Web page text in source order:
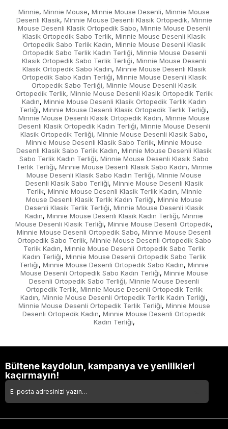
Minnie, Minnie Mouse, Minnie Mouse Desenli, Minnie Mouse
Desenli Klasik, Minnie Mouse Desenli Klasik Ortopedik, Minnie
Mouse Desenli Klasik Ortopedik Sabo, Minnie Mouse Desenli
Klasik Ortopedik Sabo Terlik, Minnie Mouse Desenli Klasik
Ortopedik Sabo Terlik Kadın, Minnie Mouse Desenli Klasik
Ortopedik Sabo Terlik Kadın Terliği, Minnie Mouse Desenli
Klasik Ortopedik Sabo Terlik Terliği, Minnie Mouse Desenli
Klasik Ortopedik Sabo Kadın, Minnie Mouse Desenli Klasik
Ortopedik Sabo Kadın Terliği, Minnie Mouse Desenli Klasik
Ortopedik Sabo Terliği, Minnie Mouse Desenli Klasik
Ortopedik Terlik, Minnie Mouse Desenli Klasik Ortopedik Terlik
Kadın, Minnie Mouse Desenli Klasik Ortopedik Terlik Kadın
Terliği, Minnie Mouse Desenli Klasik Ortopedik Terlik Terliği,
Minnie Mouse Desenli Klasik Ortopedik Kadın, Minnie Mouse
Desenli Klasik Ortopedik Kadın Terliği, Minnie Mouse Desenli
Klasik Ortopedik Terliği, Minnie Mouse Desenli Klasik Sabo,
Minnie Mouse Desenli Klasik Sabo Terlik, Minnie Mouse
Desenli Klasik Sabo Terlik Kadın, Minnie Mouse Desenli Klasik
Sabo Terlik Kadın Terliği, Minnie Mouse Desenli Klasik Sabo
Terlik Terliği, Minnie Mouse Desenli Klasik Sabo Kadın, Minnie
Mouse Desenli Klasik Sabo Kadın Terliği, Minnie Mouse
Desenli Klasik Sabo Terliği, Minnie Mouse Desenli Klasik
Terlik, Minnie Mouse Desenli Klasik Terlik Kadın, Minnie
Mouse Desenli Klasik Terlik Kadın Terliği, Minnie Mouse
Desenli Klasik Terlik Terliği, Minnie Mouse Desenli Klasik
Kadın, Minnie Mouse Desenli Klasik Kadın Terliği, Minnie
Mouse Desenli Klasik Terliği, Minnie Mouse Desenli Ortopedik,
Minnie Mouse Desenli Ortopedik Sabo, Minnie Mouse Desenli
Ortopedik Sabo Terlik, Minnie Mouse Desenli Ortopedik Sabo
Terlik Kadın, Minnie Mouse Desenli Ortopedik Sabo Terlik
Kadın Terliği, Minnie Mouse Desenli Ortopedik Sabo Terlik
Terliği, Minnie Mouse Desenli Ortopedik Sabo Kadın, Minnie
Mouse Desenli Ortopedik Sabo Kadın Terliği, Minnie Mouse
Desenli Ortopedik Sabo Terliği, Minnie Mouse Desenli
Ortopedik Terlik, Minnie Mouse Desenli Ortopedik Terlik
Kadın, Minnie Mouse Desenli Ortopedik Terlik Kadın Terliği,
Minnie Mouse Desenli Ortopedik Terlik Terliği, Minnie Mouse
Desenli Ortopedik Kadın, Minnie Mouse Desenli Ortopedik
Kadın Terliği,
Bültene kaydolun, kampanya ve yenilikleri
kaçırmayın!